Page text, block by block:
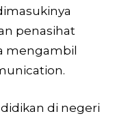
penasihat
mengambil
di negeri